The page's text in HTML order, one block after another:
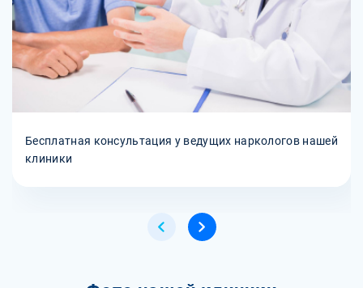
Бесплатная консультация у ведущих наркологов нашей
клиники